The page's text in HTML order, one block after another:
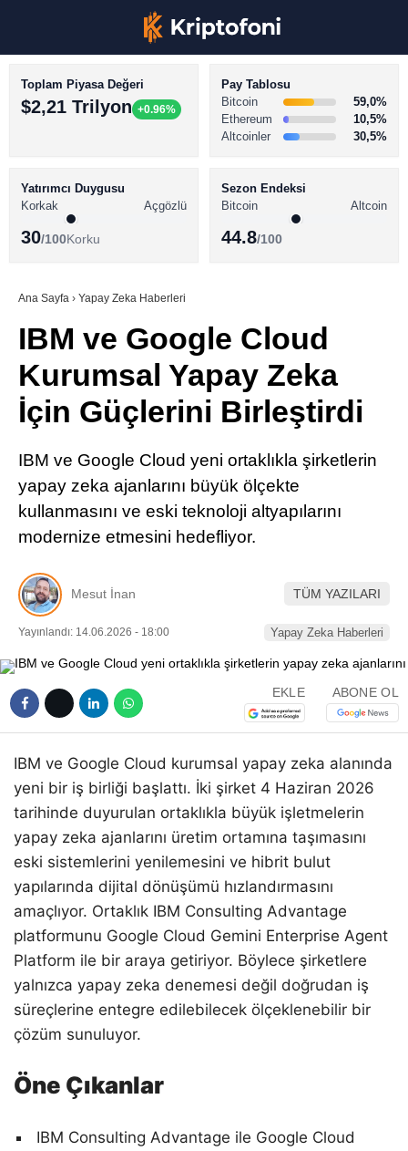
Youtube
TikTok
Pinterest
LinkedIn
BİTCOİN HABERLERİ
ALTCOİN HABERLERİ
SÖZLÜK
Toplam Piyasa Değeri
$2,21 Trilyon +0.96%
Pay Tablosu
Bitcoin
59,0%
Ethereum
10,5%
Altcoinler
30,5%
Yatırımcı Duygusu
Korkak
Açgözlü
30/100Korku
Sezon Endeksi
Bitcoin
Altcoin
44.8/100
Ana Sayfa › Yapay Zeka Haberleri
IBM ve Google Cloud
Kurumsal Yapay Zeka
İçin Güçlerini Birleştirdi
IBM ve Google Cloud yeni ortaklıkla şirketlerin
yapay zeka ajanlarını büyük ölçekte
kullanmasını ve eski teknoloji altyapılarını
modernize etmesini hedefliyor.
Mesut İnan TÜM YAZILARI
Yayınlandı: 14.06.2026 - 18:00 Yapay Zeka Haberleri
EKLE ABONE OL
IBM ve Google Cloud kurumsal yapay zeka alanında
yeni bir iş birliği başlattı. İki şirket 4 Haziran 2026
tarihinde duyurulan ortaklıkla büyük işletmelerin
yapay zeka ajanlarını üretim ortamına taşımasını
eski sistemlerini yenilemesini ve hibrit bulut
yapılarında dijital dönüşümü hızlandırmasını
amaçlıyor. Ortaklık IBM Consulting Advantage
platformunu Google Cloud Gemini Enterprise Agent
Platform ile bir araya getiriyor. Böylece şirketlere
yalnızca yapay zeka denemesi değil doğrudan iş
süreçlerine entegre edilebilecek ölçeklenebilir bir
çözüm sunuluyor.
Öne Çıkanlar
IBM Consulting Advantage ile Google Cloud